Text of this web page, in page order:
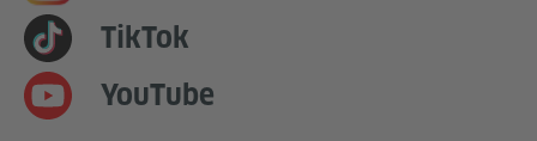
TikTok
YouTube